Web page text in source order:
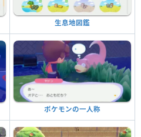
生息地図鑑
ポケモンの一人称